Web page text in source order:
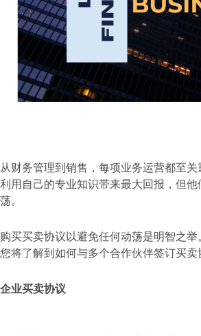
从财务管理到销售，每项业务运营都至
利用自己的专业知识带来最大回报，但
荡。
购买买卖协议以避免任何动荡是明智之
您将了解到如何与多个合作伙伴签订买卖
企业买卖协议